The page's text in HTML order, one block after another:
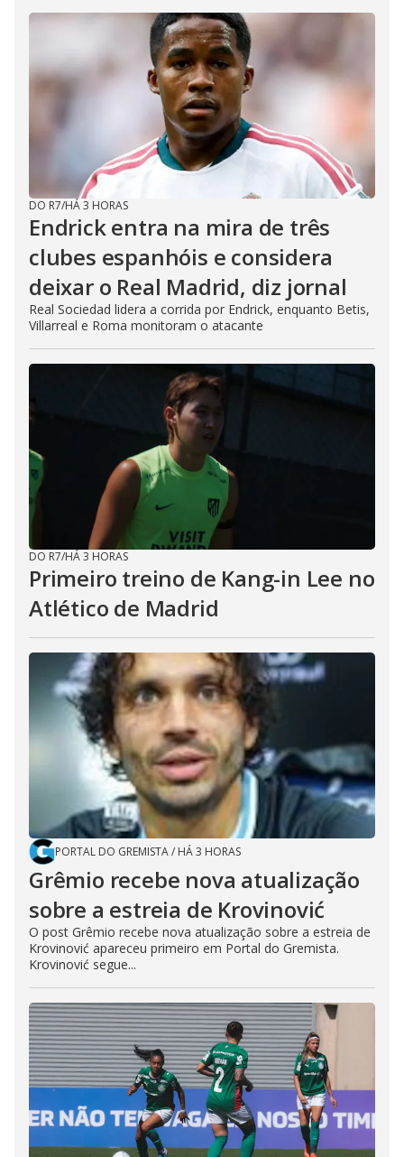
DO R7/HÁ 3 HORAS
Endrick entra na mira de três
clubes espanhóis e considera
deixar o Real Madrid, diz jornal
Real Sociedad lidera a corrida por Endrick, enquanto Betis,
Villarreal e Roma monitoram o atacante
DO R7/HÁ 3 HORAS
Primeiro treino de Kang-in Lee no
Atlético de Madrid
PORTAL DO GREMISTA/ HÁ 3 HORAS
Grêmio recebe nova atualização
sobre a estreia de Krovinović
O post Grêmio recebe nova atualização sobre a estreia de
Krovinović apareceu primeiro em Portal do Gremista.
Krovinović segue...